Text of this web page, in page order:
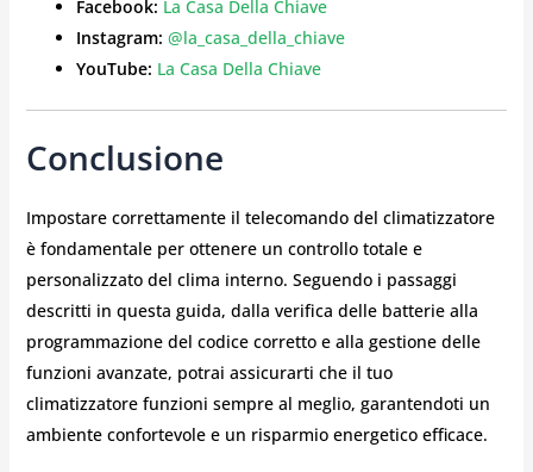
Facebook: La Casa Della Chiave
Instagram: @la_casa_della_chiave
YouTube: La Casa Della Chiave
Conclusione
Impostare correttamente il telecomando del climatizzatore
è fondamentale per ottenere un controllo totale e
personalizzato del clima interno. Seguendo i passaggi
descritti in questa guida, dalla verifica delle batterie alla
programmazione del codice corretto e alla gestione delle
funzioni avanzate, potrai assicurarti che il tuo
climatizzatore funzioni sempre al meglio, garantendoti un
ambiente confortevole e un risparmio energetico efficace.